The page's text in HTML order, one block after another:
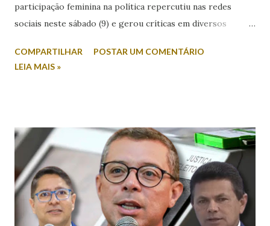
participação feminina na política repercutiu nas redes
sociais neste sábado (9) e gerou críticas em diversos
Itabaiana FM, Valmir foi questionado sobre a possibilidade
declaração como machista e misógina. Por meio das redes
sociais, Laís afirmou que discursos desse tipo contribuem
para o desrespeito e a exclusão das mulheres dos espaços
de poder. “Em meio a muitos casos de feminicídio,
misoginia e desrespeito, tem pré-candidato espalhando
COMPARTILHAR
POSTAR UM COMENTÁRIO
LEIA MAIS »